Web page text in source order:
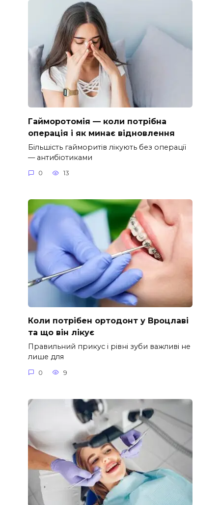
Гайморотомія — коли потрібна
операція і як минає відновлення
Більшість гайморитів лікують без операції
— антибіотиками
0 13
Коли потрібен ортодонт у Вроцлаві
та що він лікує
Правильний прикус і рівні зуби важливі не
лише для
0 9